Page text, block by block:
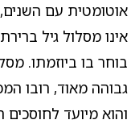
אוטומטית עם
אינו מסלול גיל
בוחר בו ביוזמתו.
גבוהה מאוד, רובו
והוא מיועד לחוסכים